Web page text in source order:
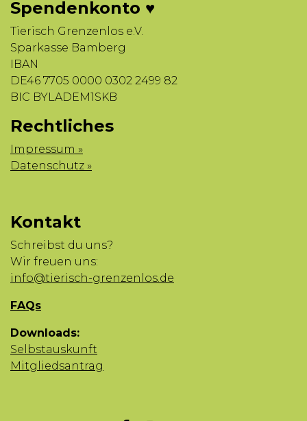
Spendenkonto ♥
Tierisch Grenzenlos e.V.
Sparkasse Bamberg
IBAN
DE46 7705 0000 0302 2499 82
BIC BYLADEM1SKB
Rechtliches
Impressum »
Datenschutz »
Kontakt
Schreibst du uns?
Wir freuen uns:
info@tierisch-grenzenlos.de
FAQs
Downloads:
Selbstauskunft
Mitgliedsantrag